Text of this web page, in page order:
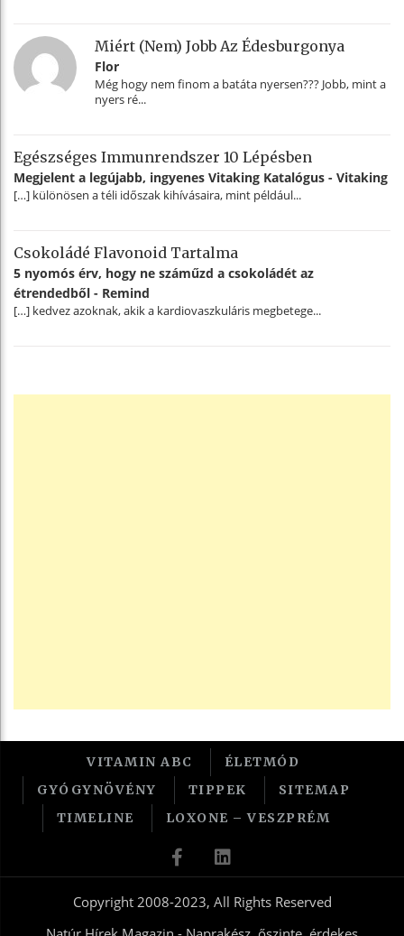
Miért (nem) Jobb Az Édesburgonya
Flor
Még hogy nem finom a batáta nyersen??? Jobb, mint a
nyers ré...
Egészséges Immunrendszer 10 Lépésben
Megjelent a legújabb, ingyenes Vitaking Katalógus - Vitaking
[…] különösen a téli időszak kihívásaira, mint például...
Csokoládé Flavonoid Tartalma
5 nyomós érv, hogy ne száműzd a csokoládét az
étrendedből - Remind
[…] kedvez azoknak, akik a kardiovaszkuláris megbetege...
VITAMIN ABC
ÉLETMÓD
GYÓGYNÖVÉNY
TIPPEK
SITEMAP
TIMELINE
LOXONE – VESZPRÉM
Copyright 2008-2023, All Rights Reserved